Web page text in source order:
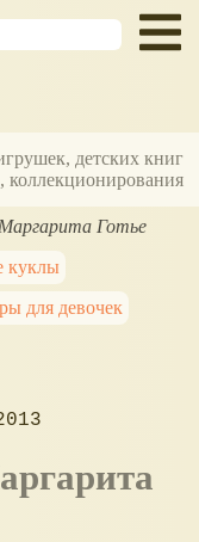
детских книг
коллекционирования
Готье
куклы
для девочек